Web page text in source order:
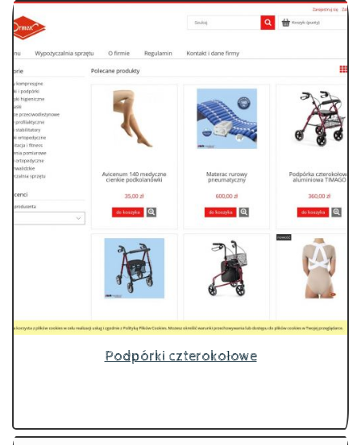
Podpórki czterokołowe